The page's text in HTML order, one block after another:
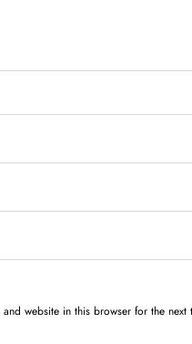
and website in this browser for the next